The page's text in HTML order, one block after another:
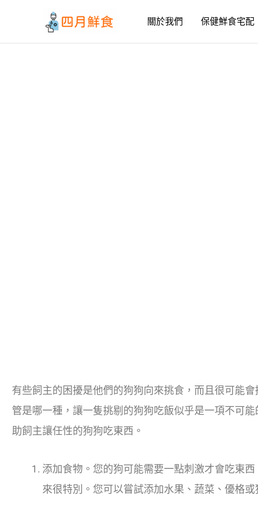
關於我們 保健鮮食宅配
有些飼主的困擾是他們的狗狗向來挑食，而且很可能
管是哪一種，讓一隻挑剔的狗狗吃飯似乎是一項不可
助飼主讓任性的狗狗吃東西。
添加食物。您的狗可能需要一點刺激才會吃東
來很特別。您可以嘗試添加水果、蔬菜、優格或